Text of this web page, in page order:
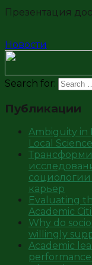
Презентация
Новости
Search for:
Публикации
Ambiguity in
Local
карьер
Evaluating
Academic
Why do
willingly
Academic